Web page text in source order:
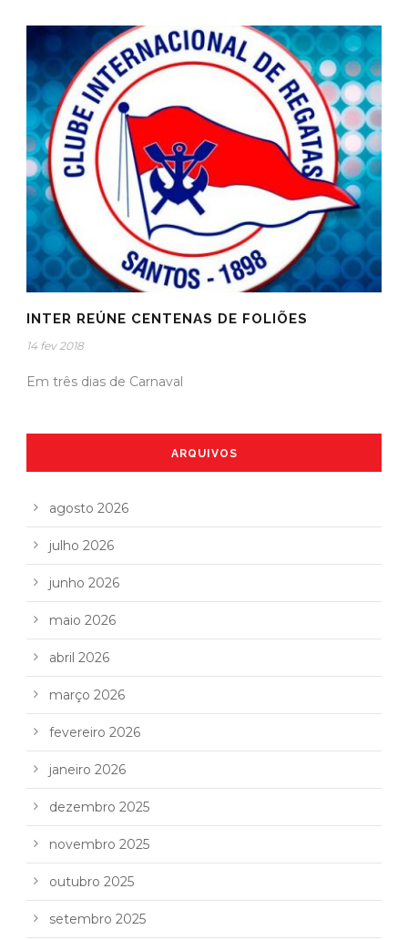
INTER REÚNE CENTENAS DE FOLIÕES
14 fev 2018
Em três dias de Carnaval
ARQUIVOS
agosto 2026
julho 2026
junho 2026
maio 2026
abril 2026
março 2026
fevereiro 2026
janeiro 2026
dezembro 2025
novembro 2025
outubro 2025
setembro 2025